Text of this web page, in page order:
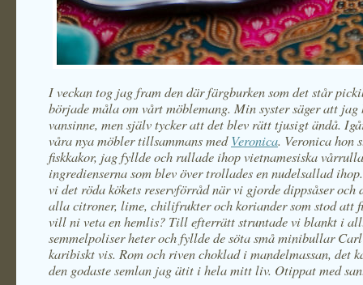
I veckan tog jag fram den där färgburken som det står
började måla om vårt möblemang. Min syster säger att
vansinne, men själv tycker att det blev rätt tjusigt ändå.
våra nya möbler tillsammans medVeronica. Veronica hon
fiskkakor, jag fyllde och rullade ihop vietnamesiska
ingredienserna som blev över trollades en nudelsallad
vi det röda kökets reservförråd när vi gjorde dippsåser och
alla citroner, lime, chilifrukter och koriander som stod att
vill ni veta en hemlis? Till efterrätt struntade vi blankt i
semmelpoliser heter och fyllde de söta små minibullar
karibiskt vis. Rom och riven choklad i mandelmassan, det
den godaste semlan jag ätit i hela mitt liv. Otippat med